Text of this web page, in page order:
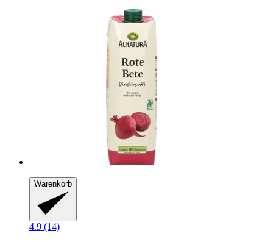
Warenkorb
4.9 (14)